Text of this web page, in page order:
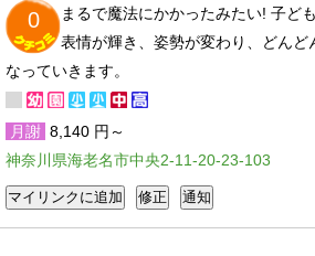
0
まるで魔法にかかったみたい! 子ど
表情が輝き、姿勢が変わり、どんど
なっていきます。
月謝 8,140 円～
神奈川県海老名市中央2-11-20-23-103